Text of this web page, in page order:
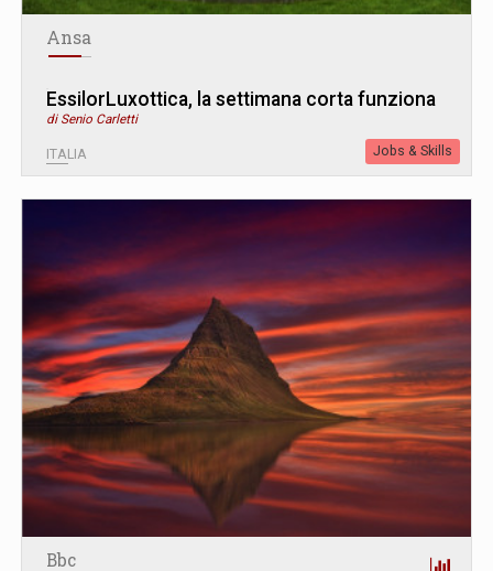
Ansa
EssilorLuxottica, la settimana corta funziona
di Senio Carletti
ITALIA Jobs & Skills
Bbc